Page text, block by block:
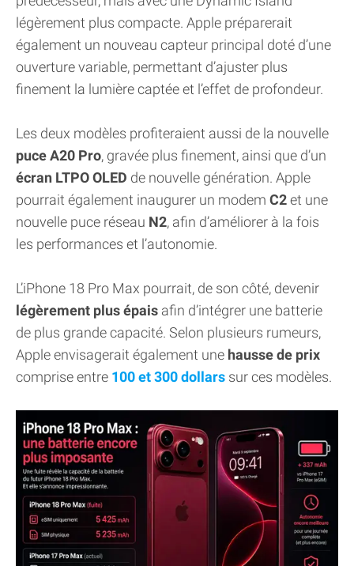
légèrement plus compacte. Apple préparerait
également un nouveau capteur principal doté d’une
ouverture variable, permettant d’ajuster plus
finement la lumière captée et l’effet de profondeur.
Les deux modèles profiteraient aussi de la nouvelle
puce A20 Pro, gravée plus finement, ainsi que d’un
écran LTPO OLED de nouvelle génération. Apple
pourrait également inaugurer un modem C2et une
nouvelle puce réseau N2, afin d’améliorer à la fois
les performances et l’autonomie.
L’iPhone 18 Pro Max pourrait, de son côté, devenir
légèrement plus épais afin d’intégrer une batterie
de plus grande capacité. Selon plusieurs rumeurs,
Apple envisagerait également une hausse de prix
comprise entre 100 et 300 dollars sur ces modèles.